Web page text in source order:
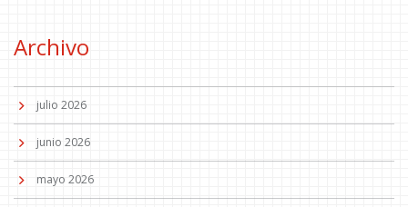
Archivo
julio 2026
junio 2026
mayo 2026